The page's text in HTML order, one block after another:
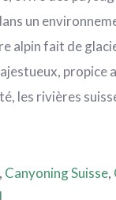
un
alpin fait de
propice
les rivières
, Canyoning Suisse,